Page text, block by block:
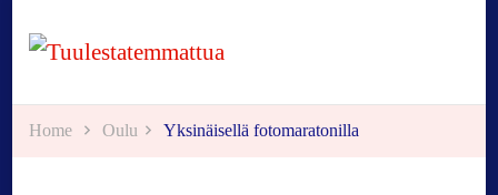
Tuulestatemmattua
Home Oulu Yksinäisellä fotomaratonilla